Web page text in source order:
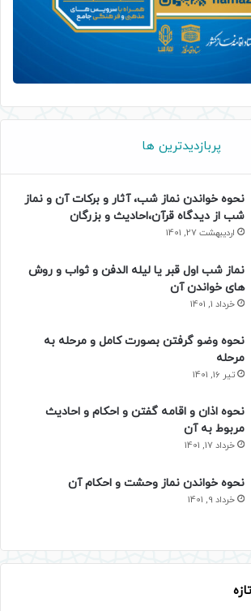
پربازدیدترین ها
نحوه خواندن نماز شب، آثار و برکات آن و نماز
شب از دیدگاه قرآن،احادیث و بزرگان
اردیبهشت 27, 1401
نماز شب اول قبر یا لیله الدفن و ثواب و روش
های خواندن آن
خرداد 1, 1401
نحوه وضو گرفتن بصورت کامل و مرحله به
مرحله
تیر 16, 1401
نحوه اذان و اقامه گفتن و احکام و احادیث
مربوط به آن
خرداد 17, 1401
نحوه خواندن نماز وحشت و احکام آن
خرداد 9, 1401